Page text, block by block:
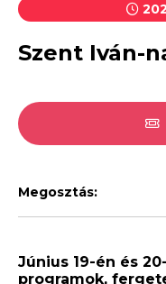
Szent Iván-
Megosztás:
Június 19-én és
programok,